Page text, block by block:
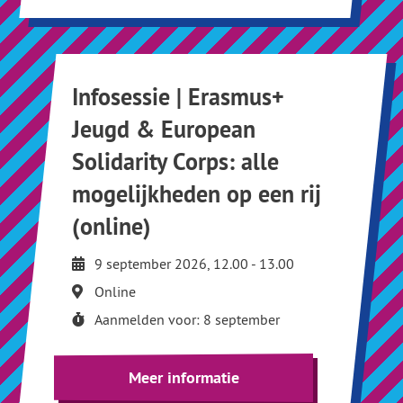
Infosessie | Erasmus+
Jeugd & European
Solidarity Corps: alle
mogelijkheden op een rij
(online)
9 september 2026, 12.00 - 13.00
Online
Aanmelden voor: 8 september
Meer informatie